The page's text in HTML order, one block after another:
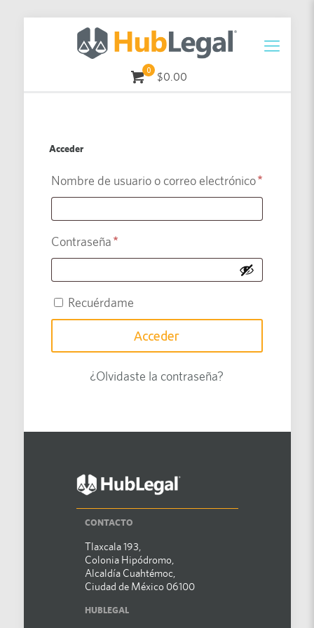
0 $0.00
Acceder
Nombre de usuario o correo electrónico*
Contraseña*
Recuérdame
Acceder
¿Olvidaste la contraseña?
CONTACTO
Tlaxcala 193,
Colonia Hipódromo,
Alcaldía Cuahtémoc,
Ciudad de México 06100
HUBLEGAL